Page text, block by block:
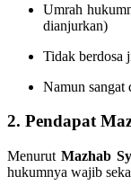
Umrah
dianjurkan)
Tidak berdosa
Namun sangat
2. Pendapat
Menurut Mazhab
hukumnya wajib